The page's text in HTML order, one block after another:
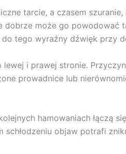
tarcie, a czasem
może go powodować
tego wyraźny dźwięk przy
i prawej stronie.
prowadnice lub
hamowaniach łączą
schłodzeniu objaw potrafi